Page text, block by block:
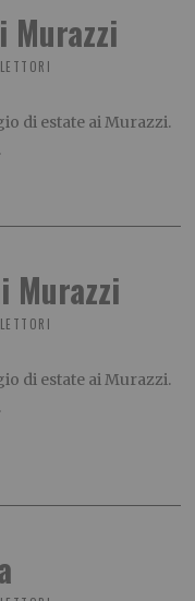
Murazzi
di estate ai Murazzi.
Murazzi
di estate ai Murazzi.